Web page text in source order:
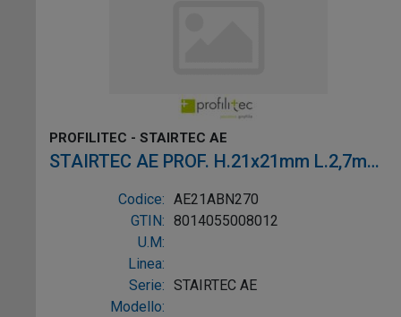
PROFILITEC - STAIRTEC AE
STAIRTEC AE PROF. H.21x21mm L.2,7m
ALL. B.ZO
Codice: AE21ABN270
GTIN: 8014055008012
U.M:
Linea:
Serie: STAIRTEC AE
Modello: